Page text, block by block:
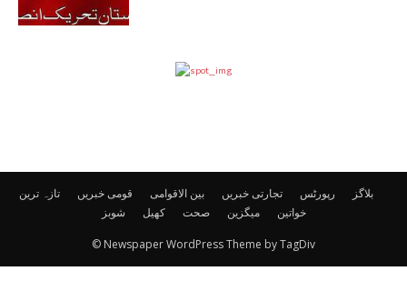
تازہ ترین قومی خبریں بین الاقوامی تجارتی خبریں رپورٹس
بلاگز
شوبز
کھیل صحت میگزین خواتین
© Newspaper WordPress Theme by TagDiv